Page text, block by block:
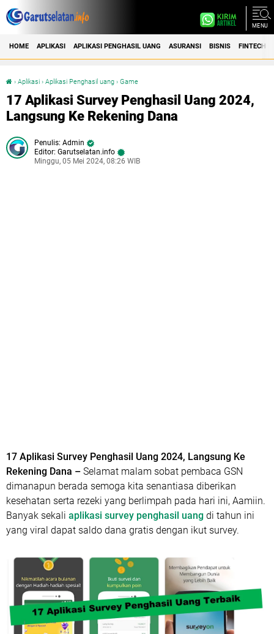
MENU
HOME APLIKASI APLIKASI PENGHASIL UANG ASURANSI BISNIS FINTECH
› Aplikasi › Aplikasi Penghasil uang › Game
17 Aplikasi Survey Penghasil Uang 2024,
Langsung Ke Rekening Dana
Admin
Editor: Garutselatan.info
Minggu, 05 Mei 2024, 08:26 WIB
17 Aplikasi Survey Penghasil Uang 2024, Langsung Ke
Rekening Dana – Selamat malam sobat pembaca GSN
dimanapun berada semoga kita senantiasa diberikan
kesehatan serta rezeki yang berlimpah pada hari ini, Aamiin.
Banyak sekali aplikasi survey penghasil uang di tahun ini
yang viral dapat saldo dana gratis dengan ikut survey.